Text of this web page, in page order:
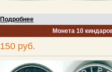
Подробнее
Монета 10
150 руб.